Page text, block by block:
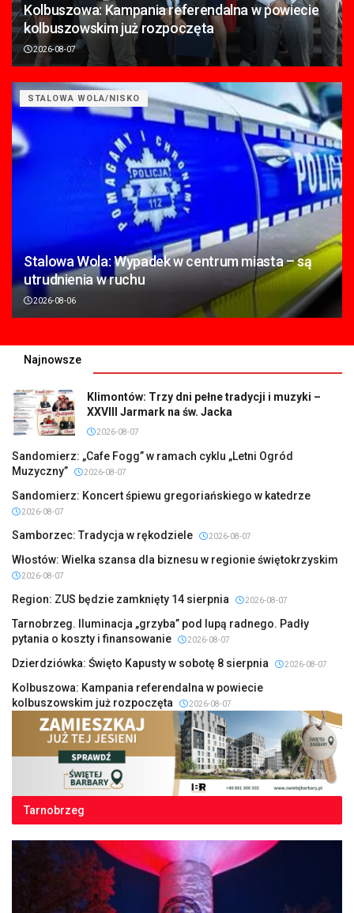
Kolbuszowa: Kampania referendalna w powiecie
kolbuszowskim już rozpoczęta
2026-08-07
STALOWA WOLA/NISKO
Stalowa Wola: Wypadek w centrum miasta – są
utrudnienia w ruchu
2026-08-06
Najnowsze
Klimontów: Trzy dni pełne tradycji i muzyki –
XXVIII Jarmark na św. Jacka
2026-08-07
Sandomierz: „Cafe Fogg” w ramach cyklu „Letni Ogród
Muzyczny”
2026-08-07
Sandomierz: Koncert śpiewu gregoriańskiego w katedrze
2026-08-07
Samborzec: Tradycja w rękodziele 2026-08-07
Włostów: Wielka szansa dla biznesu w regionie świętokrzyskim
2026-08-07
Region: ZUS będzie zamknięty 14 sierpnia 2026-08-07
Tarnobrzeg. Iluminacja „grzyba” pod lupą radnego. Padły
pytania o koszty i finansowanie
2026-08-07
Dzierdziówka: Święto Kapusty w sobotę 8 sierpnia 2026-08-07
Kolbuszowa: Kampania referendalna w powiecie
kolbuszowskim już rozpoczęta
2026-08-07
Tarnobrzeg